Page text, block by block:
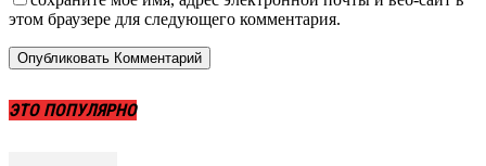
этом браузере для следующего комментария.
ЭТО ПОПУЛЯРНО